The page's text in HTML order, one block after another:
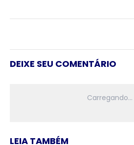
DEIXE SEU COMENTÁRIO
LEIA TAMBÉM